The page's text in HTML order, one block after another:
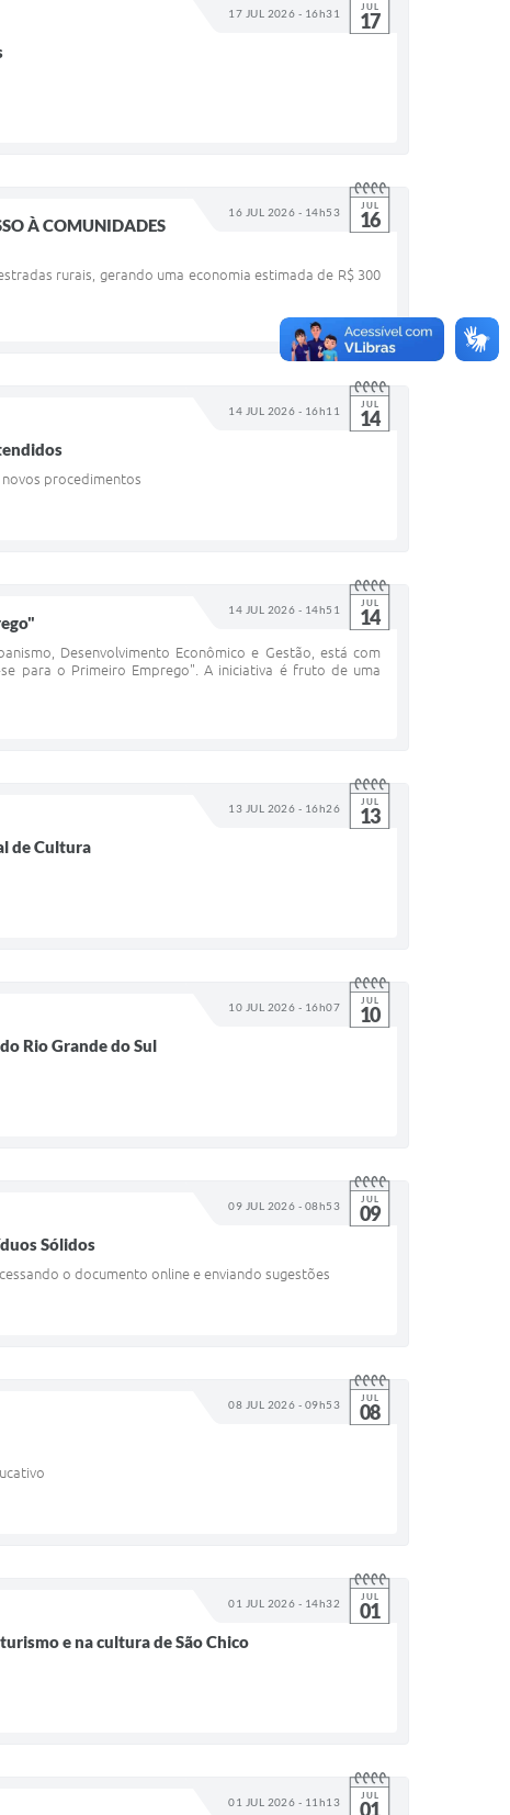
17 JUL 2026 - 16h31 JUL
17
16 JUL 2026 - 14h53 JUL
16
À COMUNIDADES
rurais, gerando uma economia estimada de R$ 300
14 JUL 2026 - 16h11 JUL
14
novos procedimentos
14 JUL 2026 - 14h51 JUL
14
Desenvolvimento Econômico e Gestão, está com
para o Primeiro Emprego". A iniciativa é fruto de uma
13 JUL 2026 - 16h26 JUL
13
de Cultura
10 JUL 2026 - 16h07 JUL
10
Rio Grande do Sul
09 JUL 2026 - 08h53 JUL
09
Sólidos
o documento online e enviando sugestões
08 JUL 2026 - 09h53 JUL
08
01 JUL 2026 - 14h32 JUL
01
e na cultura de São Chico
01 JUL 2026 - 11h13 JUL
01